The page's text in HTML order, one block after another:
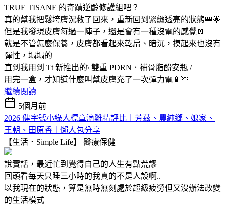
TRUE TISANE 的奇蹟逆齡修護組吧？
真的幫我把鬆垮膚況救了回來，重新回到緊緻透亮的狀態👑🌟
但是我發現皮膚每過一陣子，還是會有一種沒電的感覺🪫
就是不管怎麼保養，皮膚都看起來乾扁、暗沉，摸起來也沒有
彈性，塌塌的
直到我用到 Tt 新推出的\ 雙重 PDRN．補骨脂酚安瓶 /
用完一盒，才知道什麼叫幫皮膚充了一次彈力電🔋💘
繼續閱讀
5個月前
2026 健字號小綠人標章滴雞精評比｜芳茲、農純鄉、娘家、
王朝、田原香｜懶人包分享
【生活．Simple Life】 醫療保健
說實話，最近忙到覺得自己的人生有點荒謬
回頭看每天只睡三小時的我真的不是人設啊..
以我現在的狀態，算是無時無刻處於超級疲勞但又沒辦法改變
的生活模式